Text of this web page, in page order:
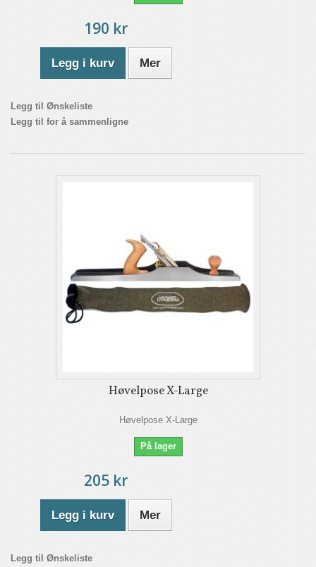
190 kr
Legg i kurv Mer
Legg til Ønskeliste
Legg til for å sammenligne
Høvelpose X-Large
Høvelpose X-Large
På lager
205 kr
Legg i kurv Mer
Legg til Ønskeliste